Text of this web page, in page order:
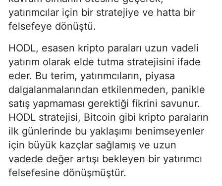
yatırımcılar için bir stratejiye ve hatta bir
felsefeye dönüştü.
HODL, esasen kripto paraları uzun vadeli
yatırım olarak elde tutma stratejisini ifade
eder. Bu terim, yatırımcıların, piyasa
dalgalanmalarından etkilenmeden, panikle
satış yapmaması gerektiği fikrini savunur.
HODL stratejisi, Bitcoin gibi kripto paraların
ilk günlerinde bu yaklaşımı benimseyenler
için büyük kazçlar sağlamış ve uzun
vadede değer artışı bekleyen bir yatırımcı
felsefesine dönüşmüştür.